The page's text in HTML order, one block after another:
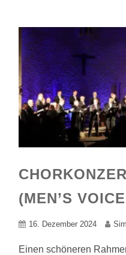
(MEN’S
16. Dezember 2024
Einen schöneren